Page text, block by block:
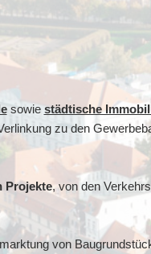
sowie städtische
zu den
Projekte, von den
von